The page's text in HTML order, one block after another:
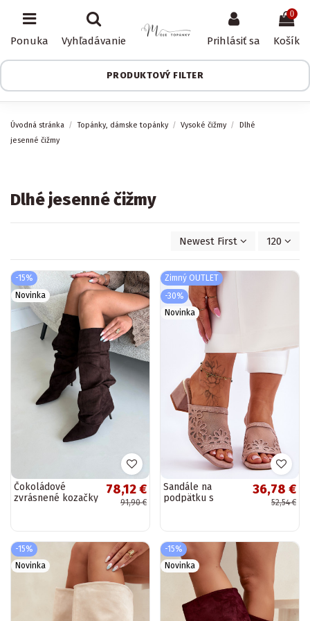
Ponuka Vyhľadávanie Prihlásiť sa
0
Košík
PRODUKTOVÝ FILTER
Úvodná stránka Topánky, dámske topánky Vysoké čižmy
Dlhé
jesenné čižmy
Dlhé jesenné čižmy
Newest First 120
-15%
Novinka
Čokoládové
zvrásnené kozačky
78,12 €
91,90 €
Zimný OUTLET
-30%
Novinka
Sandále na
podpätku s
36,78 €
52,54 €
-15%
Novinka
-15%
Novinka